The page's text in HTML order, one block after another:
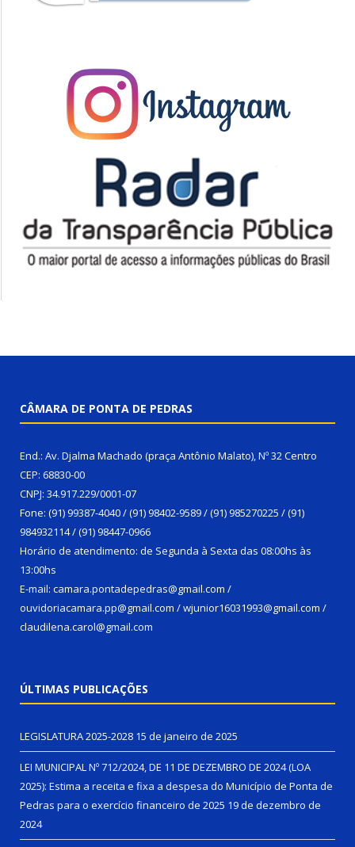
CÂMARA DE PONTA DE PEDRAS
End.: Av. Djalma Machado (praça Antônio Malato), Nº 32 Centro
CEP: 68830-00
CNPJ: 34.917.229/0001-07
Fone: (91) 99387-4040 / (91) 98402-9589 / (91) 985270225 / (91)
984932114 / (91) 98447-0966
Horário de atendimento: de Segunda à Sexta das 08:00hs às
13:00hs
E-mail: camara.pontadepedras@gmail.com /
ouvidoriacamara.pp@gmail.com / wjunior16031993@gmail.com /
claudilena.carol@gmail.com
ÚLTIMAS PUBLICAÇÕES
LEGISLATURA 2025-2028 15 de janeiro de 2025
LEI MUNICIPAL Nº 712/2024, DE 11 DE DEZEMBRO DE 2024 (LOA
2025): Estima a receita e fixa a despesa do Município de Ponta de
Pedras para o exercício financeiro de 2025 19 de dezembro de
2024